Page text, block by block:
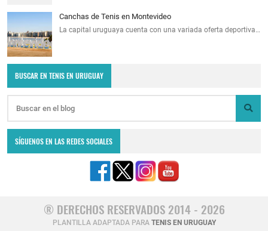
Canchas de Tenis en Montevideo
La capital uruguaya cuenta con una variada oferta deportiva…
BUSCAR EN TENIS EN URUGUAY
SÍGUENOS EN LAS REDES SOCIALES
® DERECHOS RESERVADOS 2014 - 2026
PLANTILLA ADAPTADA PARA TENIS EN URUGUAY